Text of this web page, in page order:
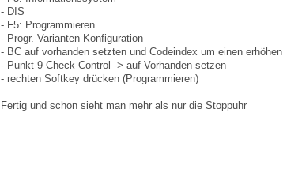
- DIS
- F5: Programmieren
- Progr. Varianten Konfiguration
- BC auf vorhanden setzten und Codeindex um einen erhöhen
- Punkt 9 Check Control -> auf Vorhanden setzen
- rechten Softkey drücken (Programmieren)
Fertig und schon sieht man mehr als nur die Stoppuhr